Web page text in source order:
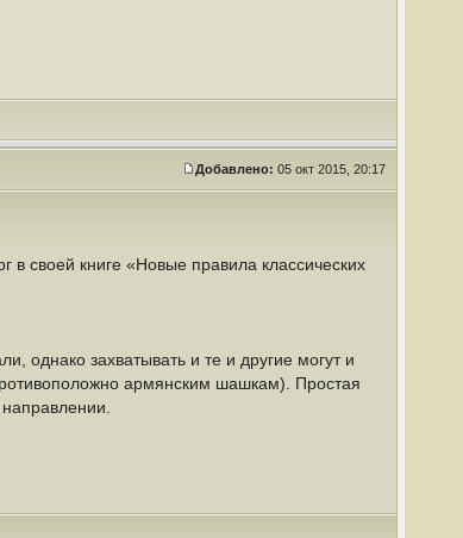
Добавлено: 05 окт 2015, 20:17
своей книге «Новые правила классических
однако захватывать и те и другие могут и
армянским шашкам). Простая